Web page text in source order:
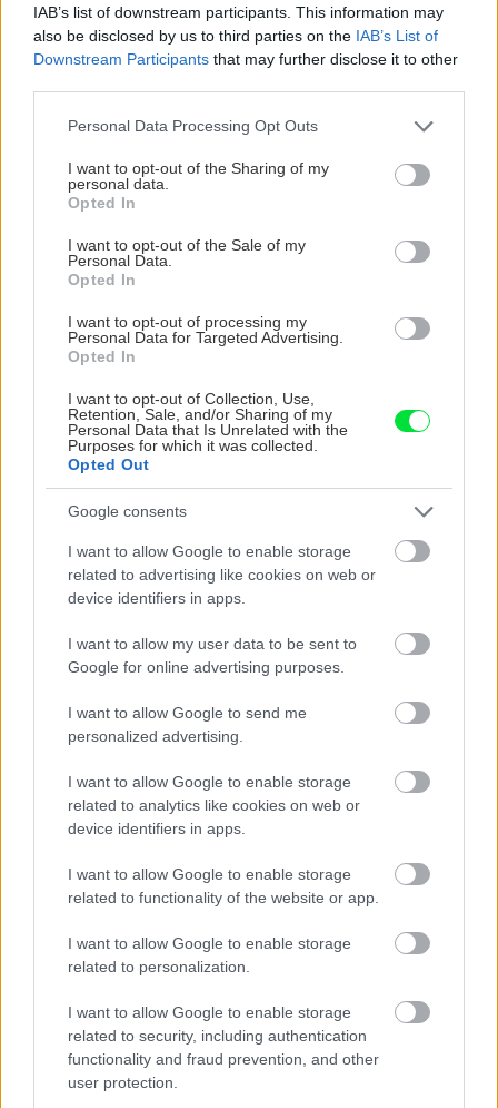
IAB’s list of downstream participants. This information may
also be disclosed by us to third parties on the IAB’s List of
Downstream Participants that may further disclose it to other
Please note that this website/app uses one or more Google
not limited to your visit or usage behaviour. You may click to
grant or deny consent to Google and its third-party tags to
use your data for below specified purposes in below Google
consent section.
Personal Data Processing Opt Outs
I want to opt-out of the Sharing of my
personal data.
Opted In
I want to opt-out of the Sale of my
Personal Data.
Opted In
I want to opt-out of processing my
Personal Data for Targeted Advertising.
Opted In
I want to opt-out of Collection, Use,
Retention, Sale, and/or Sharing of my
Personal Data that Is Unrelated with the
Purposes for which it was collected.
Opted Out
Google consents
I want to allow Google to enable storage
related to advertising like cookies on web or
device identifiers in apps.
I want to allow my user data to be sent to
Google for online advertising purposes.
I want to allow Google to send me
personalized advertising.
I want to allow Google to enable storage
related to analytics like cookies on web or
device identifiers in apps.
I want to allow Google to enable storage
related to functionality of the website or app.
I want to allow Google to enable storage
related to personalization.
I want to allow Google to enable storage
related to security, including authentication
functionality and fraud prevention, and other
user protection.
levanduľa! 7 fialových
krások, ktoré rozžiaria
vašu záhradu
ochabnuté izbové
rastliny? Pravda vás
možno prekvapí
CHALUPA
Na Morave prerobila
starú chalupu na
nepoznanie: Keď
vojdete dnu, zabudnete,
že nie ste v Toskánsku
S motorovou pílou sa
dokáže aj podpísať.
Slovák sa nebál a v
montovaný domček v
10 najčastejších
skrytých chýb, ktoré
vás môžu nepríjemne
vôňa dreva: Takáto
premena zrubu z roku
DOM